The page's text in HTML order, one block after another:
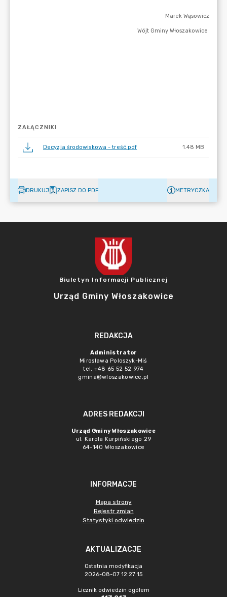
ZAŁĄCZNIKI
Decyzja środowiskowa - treść.pdf 1.48 MB
DRUKUJ ZAPISZ DO PDF METRYCZKA
Biuletyn Informacji Publicznej
Urząd Gminy Włoszakowice
REDAKCJA
Administrator
Mirosława Poloszyk-Miś
tel. +48 65 52 52 974
gmina@wloszakowice.pl
ADRES REDAKCJI
Urząd Gminy Włoszakowice
ul. Karola Kurpińskiego 29
64-140 Włoszakowice
INFORMACJE
Mapa strony
Rejestr zmian
Statystyki odwiedzin
AKTUALIZACJE
Ostatnia modyfikacja
2026-08-07 12:27:15
Licznik odwiedzin ogółem